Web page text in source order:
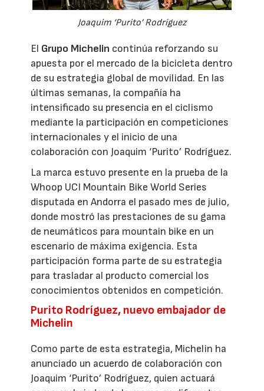
Joaquim ‘Purito’ Rodríguez
El Grupo Michelin continúa reforzando su
apuesta por el mercado de la bicicleta dentro
de su estrategia global de movilidad. En las
últimas semanas, la compañía ha
intensificado su presencia en el ciclismo
mediante la participación en competiciones
internacionales y el inicio de una
colaboración con Joaquim ‘Purito’ Rodríguez.
La marca estuvo presente en la prueba de la
Whoop UCI Mountain Bike World Series
disputada en Andorra el pasado mes de julio,
donde mostró las prestaciones de su gama
de neumáticos para mountain bike en un
escenario de máxima exigencia. Esta
participación forma parte de su estrategia
para trasladar al producto comercial los
conocimientos obtenidos en competición.
Purito Rodríguez, nuevo embajador de
Michelin
Como parte de esta estrategia, Michelin ha
anunciado un acuerdo de colaboración con
Joaquim ‘Purito’ Rodríguez, quien actuará